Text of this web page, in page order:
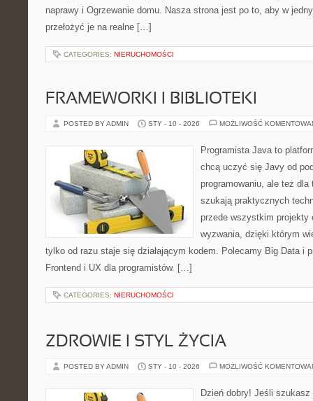
naprawy i Ogrzewanie domu. Nasza strona jest po to, aby w
przełożyć je na realne […]
CATEGORIES: NIERUCHOMOŚCI
FRAMEWORKI I BIBLIOTEKI
POSTED BY ADMIN STY - 10 - 2026 MOŻLIWOŚĆ
Programista Java to
chcą uczyć się Javy od
programowaniu, ale też
szukają praktycznych
przede wszystkim projekty
wyzwania, dzięki którym
tylko od razu staje się działającym kodem. Polecamy Big Data i
Frontend i UX dla programistów. […]
CATEGORIES: NIERUCHOMOŚCI
ZDROWIE I STYL ŻYCIA
POSTED BY ADMIN STY - 10 - 2026 MOŻLIWOŚĆ
Dzień dobry! Jeśli